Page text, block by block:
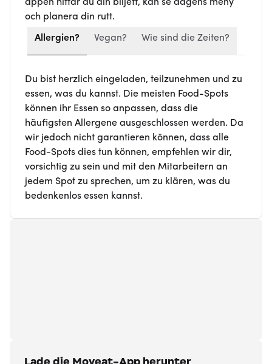
appen hittar du din biljett, kan se dagens meny
och planera din rutt.
Allergien? Vegan? Wie sind die Zeiten?
Du bist herzlich eingeladen, teilzunehmen und zu
essen, was du kannst. Die meisten Food-Spots
können ihr Essen so anpassen, dass die
häufigsten Allergene ausgeschlossen werden. Da
wir jedoch nicht garantieren können, dass alle
Food-Spots dies tun können, empfehlen wir dir,
vorsichtig zu sein und mit den Mitarbeitern an
jedem Spot zu sprechen, um zu klären, was du
bedenkenlos essen kannst.
Lade die Moveat-App herunter